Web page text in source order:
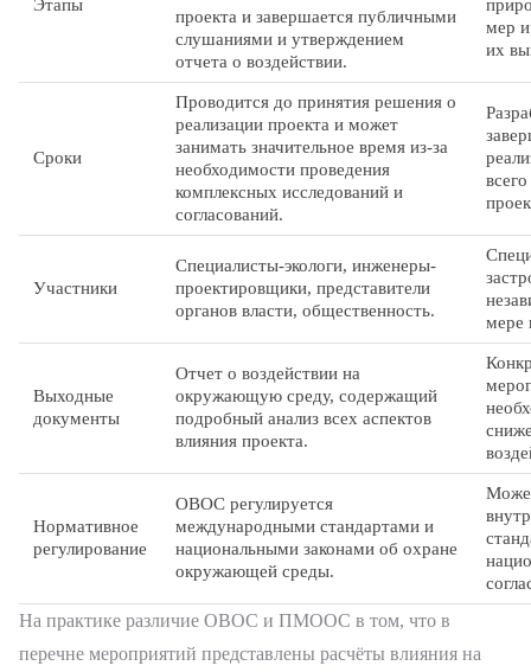
Этапы
проекта и завершается публичными
слушаниями и утверждением
отчета о воздействии.
мер
их
Сроки
Проводится до принятия решения о
реализации проекта и может
занимать значительное время из-за
необходимости проведения
комплексных исследований и
согласований.
Участники
Специалисты-экологи, инженеры-
проектировщики, представители
органов власти, общественность.
мере
Выходные
документы
Отчет о воздействии на
окружающую среду, содержащий
подробный анализ всех аспектов
влияния проекта.
Нормативное
регулирование
ОВОС регулируется
международными стандартами и
национальными законами об охране
окружающей среды.
На практике различие ОВОС и ПМООС в том, что в
перечне мероприятий представлены расчёты влияния на